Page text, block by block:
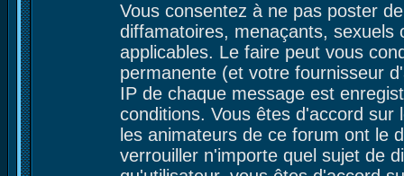
Vous consentez à ne pas poster
diffamatoires, menaçants, sexuels
applicables. Le faire peut vous
permanente (et votre fournisseur
IP de chaque message est
conditions. Vous êtes d'accord
les animateurs de ce forum ont le
verrouiller n'importe quel sujet de